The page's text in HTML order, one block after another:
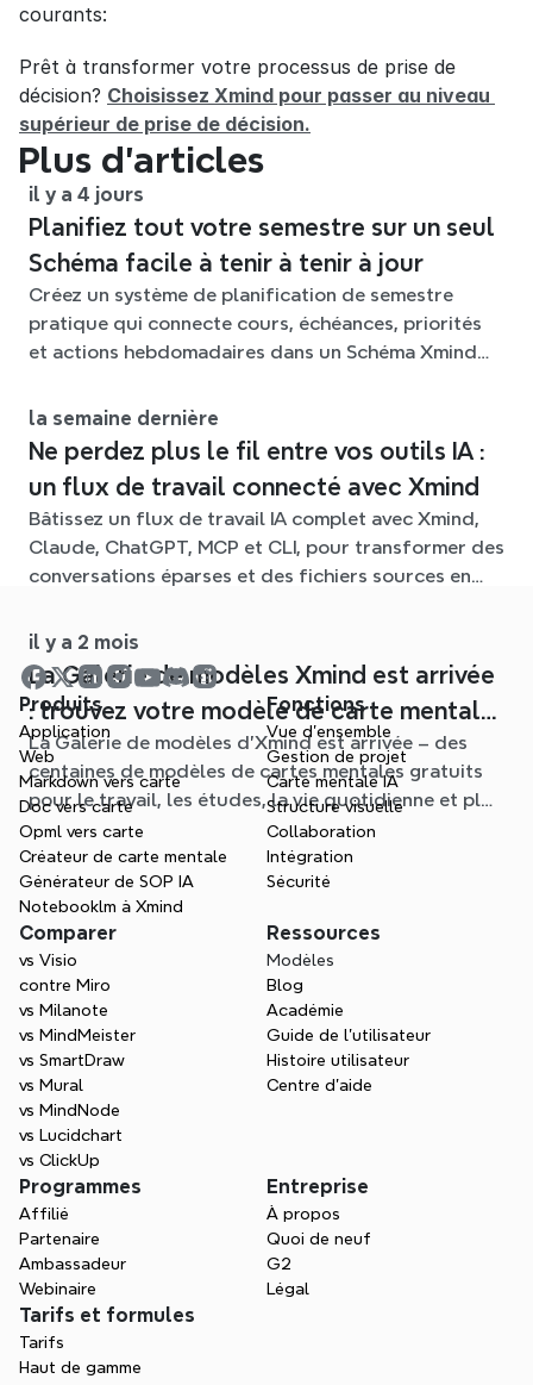
courants:
Prêt à transformer votre processus de prise de
décision? Choisissez Xmind pour passer au niveau
supérieur de prise de décision.
Plus d’articles
il y a 4 jours
Planifiez tout votre semestre sur un seul
Schéma facile à tenir à tenir à jour
Créez un système de planification de semestre
pratique qui connecte cours, échéances, priorités
et actions hebdomadaires dans un Schéma Xmind
la semaine dernière
Ne perdez plus le fil entre vos outils IA :
un flux de travail connecté avec Xmind
Bâtissez un flux de travail IA complet avec Xmind,
Claude, ChatGPT, MCP et CLI, pour transformer des
conversations éparses et des fichiers sources en
il y a 2 mois
La Galerie de modèles Xmind est arrivée
: trouvez votre modèle de carte mentale
pour chaque situation
La Galerie de modèles d'Xmind est arrivée – des
centaines de modèles de cartes mentales gratuits
pour le travail, les études, la vie quotidienne et plus
encore. Trouvez le point de départ idéal et oubliez
la page blanche.
Produits
Application
Web
Markdown vers carte
Doc vers carte
Opml vers carte
Créateur de carte mentale
Générateur de SOP IA
Notebooklm à Xmind
Fonctions
Vue d'ensemble
Gestion de projet
Carte mentale IA
Structure visuelle
Collaboration
Intégration
Sécurité
Comparer
vs Visio
contre Miro
vs Milanote
vs MindMeister
vs SmartDraw
vs Mural
vs MindNode
vs Lucidchart
vs ClickUp
Ressources
Modèles
Blog
Académie
Guide de l’utilisateur
Histoire utilisateur
Centre d'aide
Programmes
Affilié
Partenaire
Ambassadeur
Webinaire
Entreprise
À propos
Quoi de neuf
G2
Légal
Tarifs et formules
Tarifs
Haut de gamme